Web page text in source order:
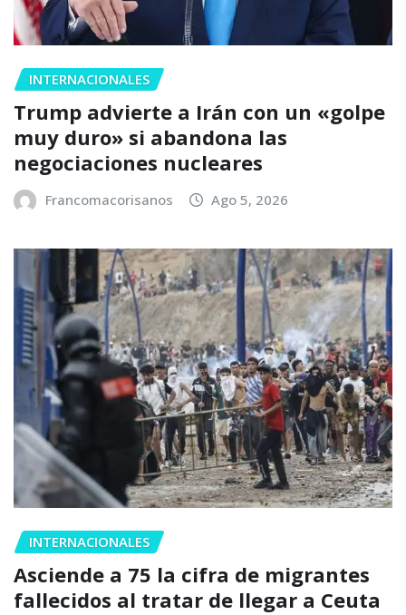
INTERNACIONALES
Trump advierte a Irán con un «golpe
muy duro» si abandona las
negociaciones nucleares
Francomacorisanos Ago 5, 2026
INTERNACIONALES
Asciende a 75 la cifra de migrantes
fallecidos al tratar de llegar a Ceuta